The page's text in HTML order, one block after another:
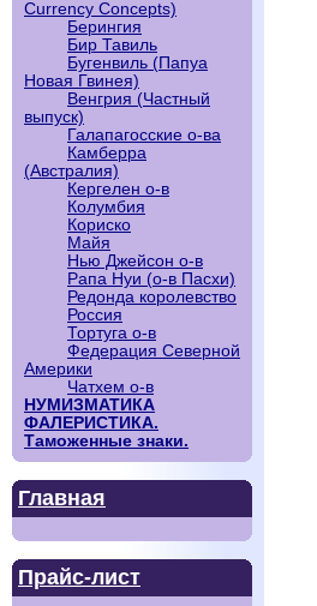
Currency Concepts)
Берингия
Бир Тавиль
Бугенвиль (Папуа
Новая Гвинея)
Венгрия (Частный
выпуск)
Галапагосские о-ва
Камберра
(Австралия)
Кергелен о-в
Колумбия
Кориско
Майя
Нью Джейсон о-в
Рапа Нуи (о-в Пасхи)
Редонда королевство
Россия
Тортуга о-в
Федерация Северной
Америки
Чатхем о-в
НУМИЗМАТИКА
ФАЛЕРИСТИКА.
Таможенные знаки.
Главная
Прайс-лист